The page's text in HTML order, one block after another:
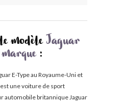
modèle Jaguar
marque:
E-Type au Royaume-Uni et
une voiture de sport
automobile britannique Jaguar